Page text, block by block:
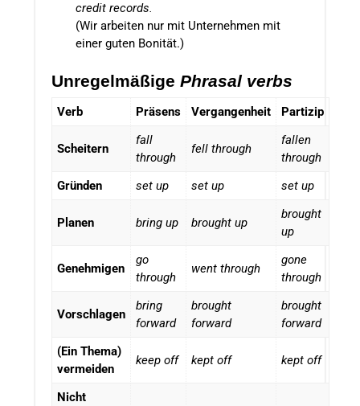
credit records.
(Wir arbeiten nur mit Unternehmen mit
einer guten Bonität.)
Unregelmäßige Phrasal verbs
Verb Präsens Vergangenheit Partizip
Scheitern
fall
through
fell through
fallen
through
Gründen
set up set up set up
Planen bring up brought up
brought
up
Genehmigen
go
through
went through
gone
through
Vorschlagen
bring
forward
brought
forward
brought
forward
(Ein Thema)
vermeiden
keep off kept off kept off
Nicht